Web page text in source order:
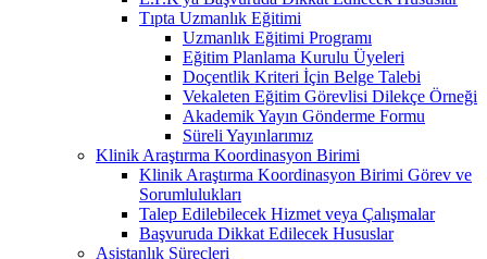
Tıpta Uzmanlık Eğitimi
Uzmanlık Eğitimi Programı
Eğitim Planlama Kurulu Üyeleri
Doçentlik Kriteri İçin Belge Talebi
Vekaleten Eğitim Görevlisi Dilekçe Örneği
Akademik Yayın Gönderme Formu
Süreli Yayınlarımız
Klinik Araştırma Koordinasyon Birimi
Klinik Araştırma Koordinasyon Birimi Görev ve
Sorumlulukları
Talep Edilebilecek Hizmet veya Çalışmalar
Başvuruda Dikkat Edilecek Hususlar
Asistanlık Süreçleri